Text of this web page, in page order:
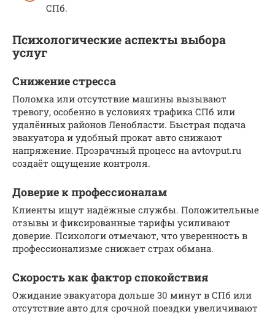
СПб.
Психологические аспекты выбора
услуг
Снижение стресса
Поломка или отсутствие машины вызывают
тревогу, особенно в условиях трафика СПб или
удалённых районов Ленобласти. Быстрая подача
эвакуатора и удобный прокат авто снижают
напряжение. Прозрачный процесс на avtovput.ru
создаёт ощущение контроля.
Доверие к профессионалам
Клиенты ищут надёжные службы. Положительные
отзывы и фиксированные тарифы усиливают
доверие. Психологи отмечают, что уверенность в
профессионализме снижает страх обмана.
Скорость как фактор спокойствия
Ожидание эвакуатора дольше 30 минут в СПб или
отсутствие авто для срочной поездки увеличивают